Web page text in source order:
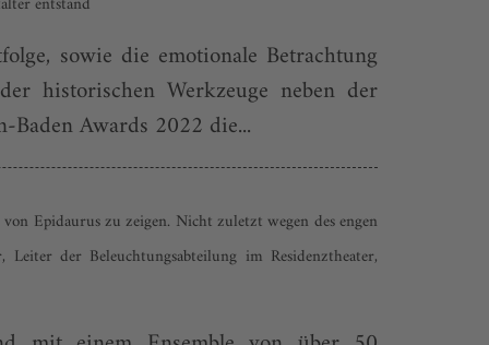
sowie die emotionale Betrachtung
historischen Werkzeuge neben der
Baden Awards 2022 die...
Epidaurus zu zeigen. Nicht zuletzt wegen des engen
der Beleuchtungsabteilung im Residenztheater,